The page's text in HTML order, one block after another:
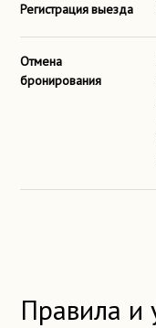
Регистрация выезда
Отмена
бронирования
Правила и